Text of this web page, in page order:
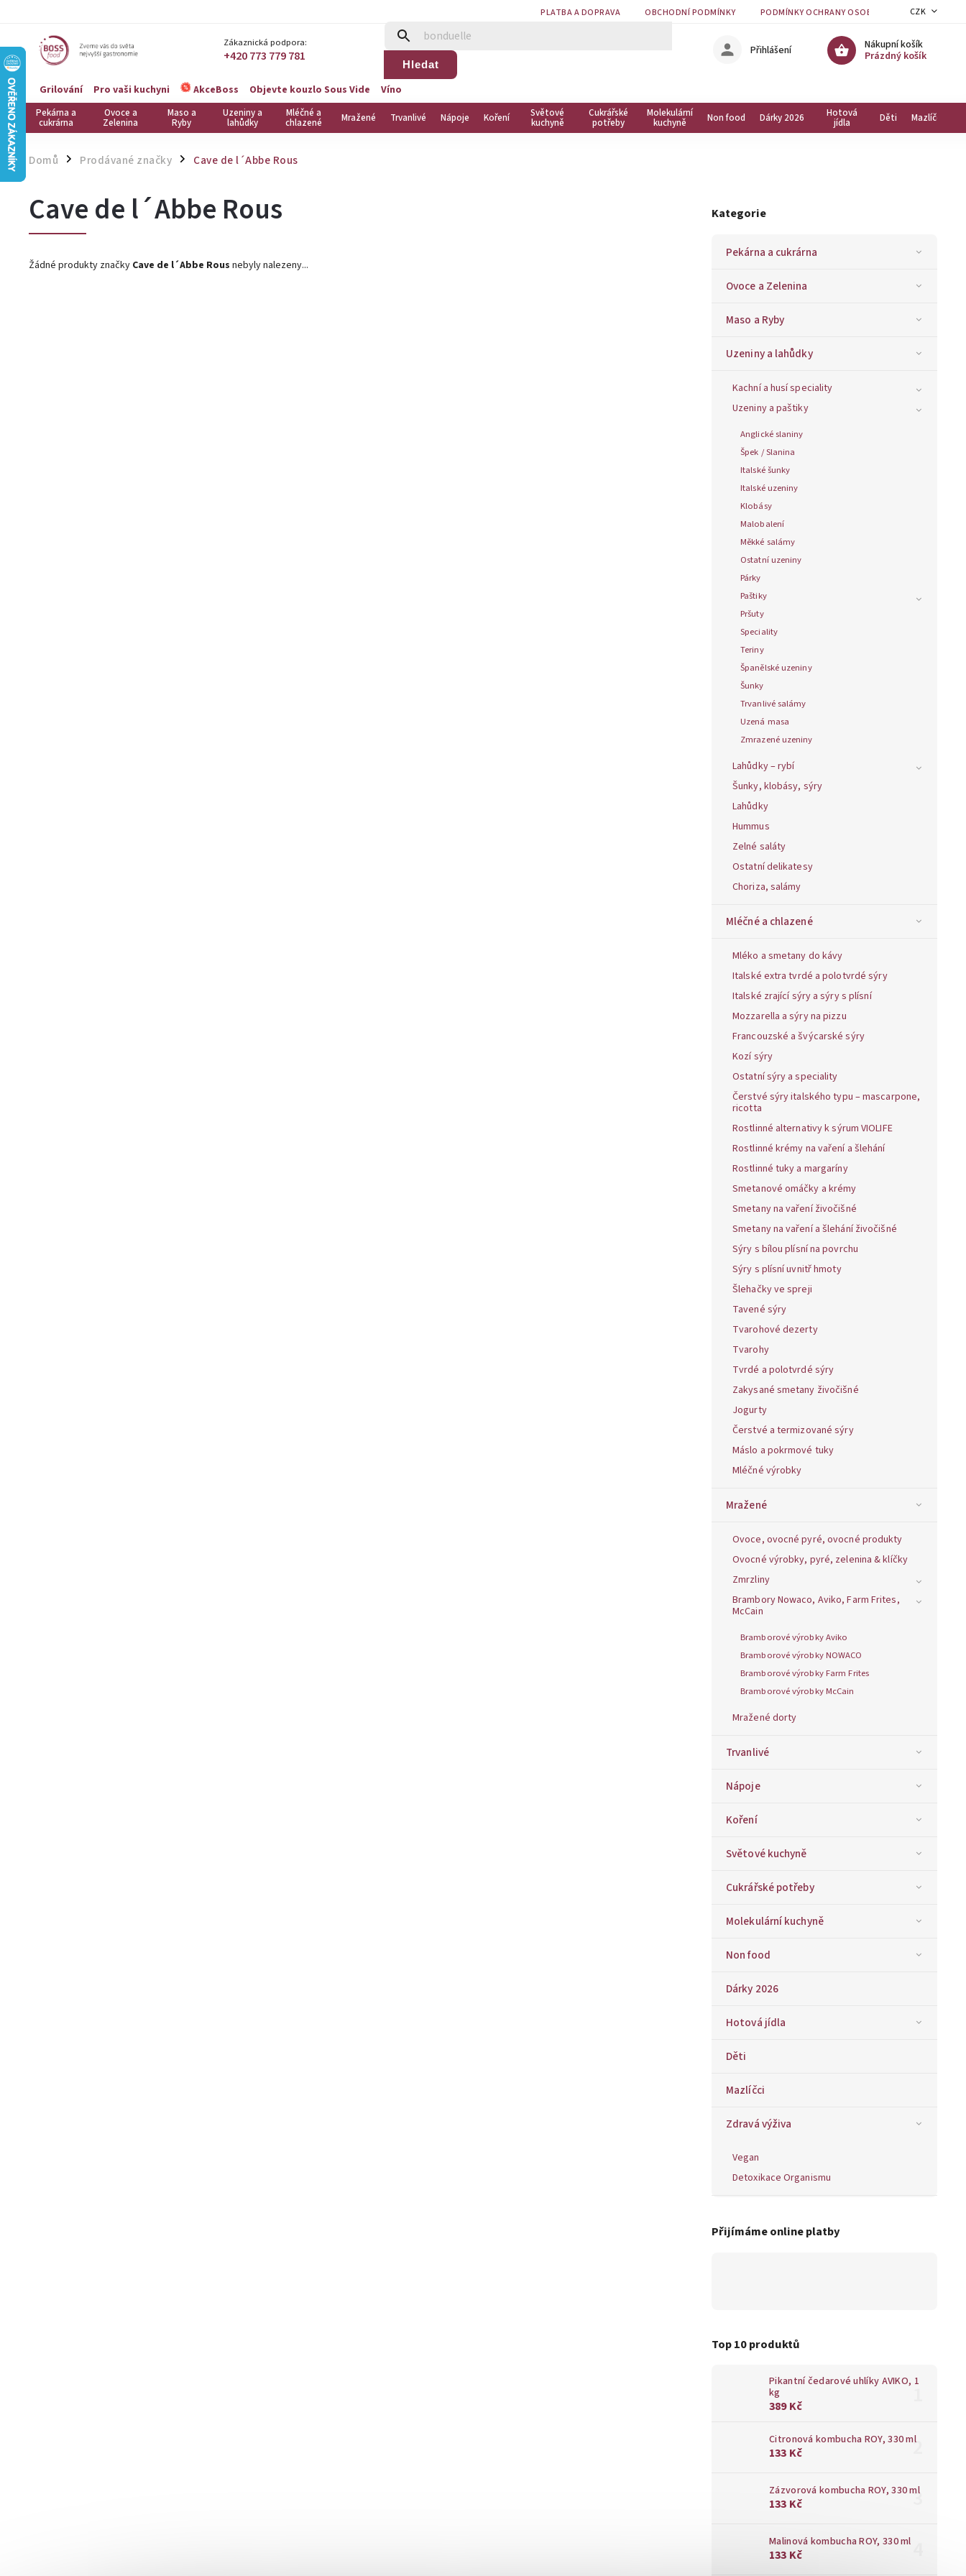
PLATBA A DOPRAVA OBCHODNÍ PODMÍNKY PODMÍNKY OCHRANY OSOBNÍCH ÚDAJŮ
CZK
Zákaznická podpora:
+420 773 779 781 Hledat
Nákupní košík
Prázdný košík
Přihlášení
Grilování Pro vaši kuchyni AkceBoss Objevte kouzlo Sous Vide Víno
Pekárna a
cukrárna
Ovoce a
Zelenina
Maso a
Ryby
Uzeniny a
lahůdky
Mléčné a
chlazené Mražené Trvanlivé Nápoje Koření Světové
kuchyně
Cukrářské
potřeby
Molekulární
kuchyně Non food Dárky 2026 Hotová
jídla Děti Mazlíčci
Domů / Prodávané značky / Cave de l´Abbe Rous
Kategorie
Pekárna a cukrárna
Ovoce a Zelenina
Maso a Ryby
Uzeniny a lahůdky
Kachní a husí speciality
Uzeniny a paštiky
Anglické slaniny
Špek / Slanina
Italské šunky
Italské uzeniny
Klobásy
Malobalení
Měkké salámy
Ostatní uzeniny
Párky
Paštiky
Pršuty
Speciality
Teriny
Španělské uzeniny
Šunky
Trvanlivé salámy
Uzená masa
Zmrazené uzeniny
Lahůdky – rybí
Šunky, klobásy, sýry
Lahůdky
Hummus
Zelné saláty
Ostatní delikatesy
Choriza, salámy
Mléčné a chlazené
Mléko a smetany do kávy
Italské extra tvrdé a polotvrdé sýry
Italské zrající sýry a sýry s plísní
Mozzarella a sýry na pizzu
Francouzské a švýcarské sýry
Kozí sýry
Ostatní sýry a speciality
Čerstvé sýry italského typu – mascarpone,
ricotta
Rostlinné alternativy k sýrum VIOLIFE
Rostlinné krémy na vaření a šlehání
Rostlinné tuky a margaríny
Smetanové omáčky a krémy
Smetany na vaření živočišné
Smetany na vaření a šlehání živočišné
Sýry s bílou plísní na povrchu
Sýry s plísní uvnitř hmoty
Šlehačky ve spreji
Tavené sýry
Tvarohové dezerty
Tvarohy
Tvrdé a polotvrdé sýry
Zakysané smetany živočišné
Jogurty
Čerstvé a termizované sýry
Máslo a pokrmové tuky
Mléčné výrobky
Mražené
Ovoce, ovocné pyré, ovocné produkty
Ovocné výrobky, pyré, zelenina & klíčky
Zmrzliny
Brambory Nowaco, Aviko, Farm Frites,
McCain
Bramborové výrobky Aviko
Bramborové výrobky NOWACO
Bramborové výrobky Farm Frites
Bramborové výrobky McCain
Mražené dorty
Trvanlivé
Nápoje
Koření
Světové kuchyně
Cukrářské potřeby
Molekulární kuchyně
Non food
Dárky 2026
Hotová jídla
Děti
Mazlíčci
Zdravá výživa
Vegan
Detoxikace Organismu
Přijímáme online platby
Top 10 produktů
Pikantní čedarové uhlíky AVIKO, 1
kg
389 Kč
Citronová kombucha ROY, 330 ml
133 Kč
Zázvorová kombucha ROY, 330 ml
133 Kč
Malinová kombucha ROY, 330 ml
133 Kč
Cave de l´Abbe Rous
Žádné produkty značky Cave de l´Abbe Rous nebyly nalezeny...